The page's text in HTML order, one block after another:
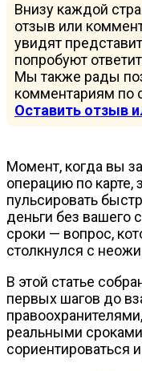
Внизу каждой
отзыв или
увидят
попробуют
Мы также рады
комментариям по
Оставить отзыв
Момент, когда вы замечаете незнакомую
операцию по карте,
пульсировать
деньги без вашего
сроки — вопрос,
столкнулся с
В этой статье
первых шагов до
реальными
сориентироваться